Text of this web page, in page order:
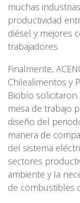
muchas
productividad
diésel y mejores
trabajadores.
Finalmente,
Chilealimentos y
Biobío solicitaron
mesa de trabajo
diseño del
manera de
del sistema
sectores
ambiente y la
de combustibles